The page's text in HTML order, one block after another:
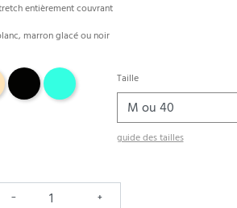
entièrement couvrant
marron glacé ou noir
Noir Celestial blue Taille
guide des tailles
− +